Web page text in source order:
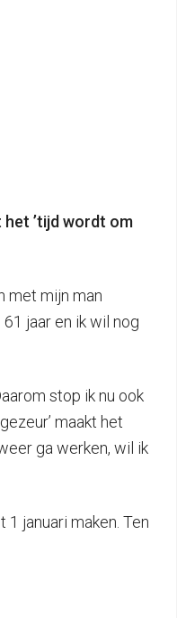
het ’tijd wordt om
met mijn man
jaar en ik wil nog
stop ik nu ook
maakt het
ga werken, wil ik
januari maken. Ten